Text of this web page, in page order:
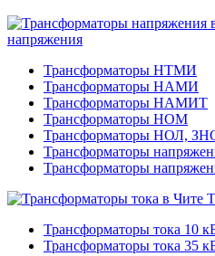
напряжения
Трансформаторы НТМИ
Трансформаторы НАМИ
Трансформаторы НАМИТ
Трансформаторы НОМ
Трансформаторы НОЛ,
Трансформаторы
Трансформаторы
Трансформаторы тока 10
Трансформаторы тока 35